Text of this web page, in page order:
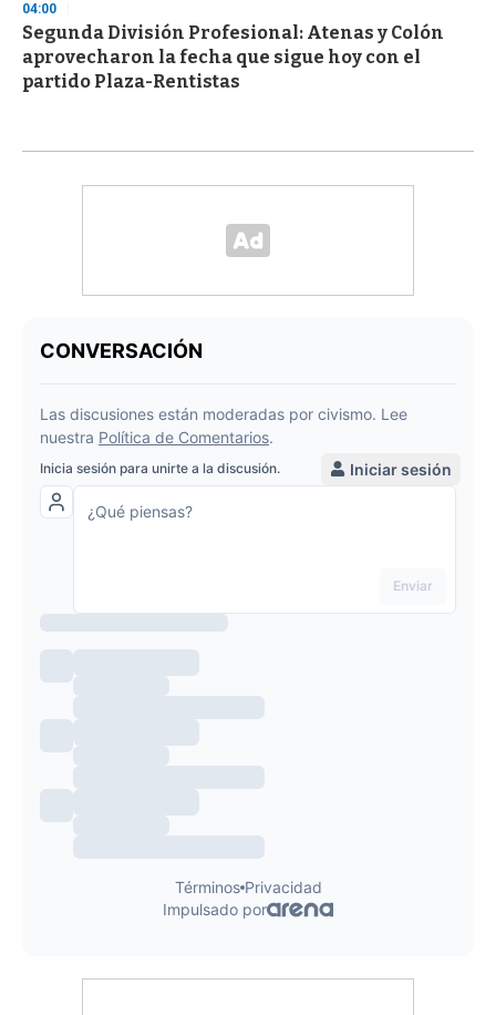
04:00
Segunda División Profesional: Atenas y Colón
aprovecharon la fecha que sigue hoy con el
partido Plaza-Rentistas